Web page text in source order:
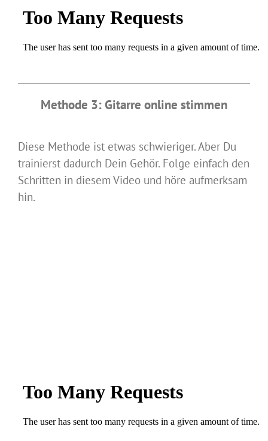
Methode 3: Gitarre online stimmen
Diese Methode ist etwas schwieriger. Aber Du
trainierst dadurch Dein Gehör. Folge einfach den
Schritten in diesem Video und höre aufmerksam
hin.